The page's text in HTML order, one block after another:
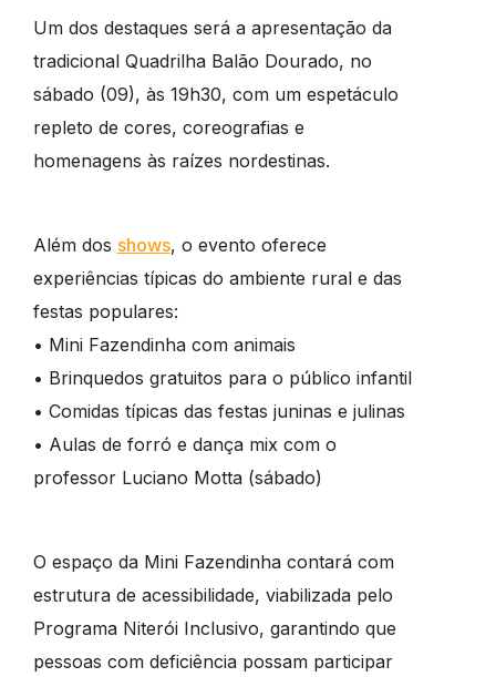
Um dos destaques será a apresentação da
tradicional Quadrilha Balão Dourado, no
sábado (09), às 19h30, com um espetáculo
repleto de cores, coreografias e
homenagens às raízes nordestinas.
Além dos shows, o evento oferece
experiências típicas do ambiente rural e das
festas populares:
• Mini Fazendinha com animais
• Brinquedos gratuitos para o público infantil
• Comidas típicas das festas juninas e julinas
• Aulas de forró e dança mix com o
professor Luciano Motta (sábado)
O espaço da Mini Fazendinha contará com
estrutura de acessibilidade, viabilizada pelo
Programa Niterói Inclusivo, garantindo que
pessoas com deficiência possam participar